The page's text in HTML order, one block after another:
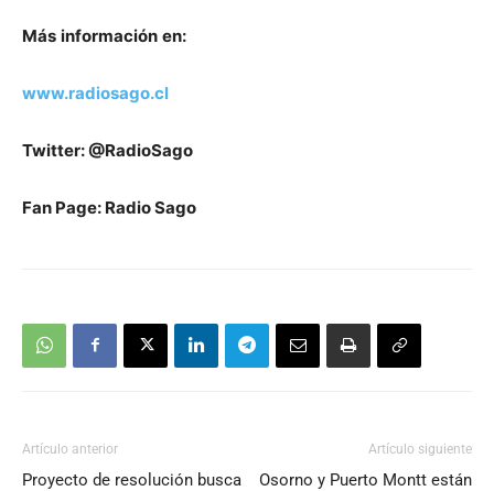
Más información en:
www.radiosago.cl
Twitter: @RadioSago
Fan Page: Radio Sago
Artículo anterior
Proyecto de resolución busca
Artículo siguiente
Osorno y Puerto Montt están